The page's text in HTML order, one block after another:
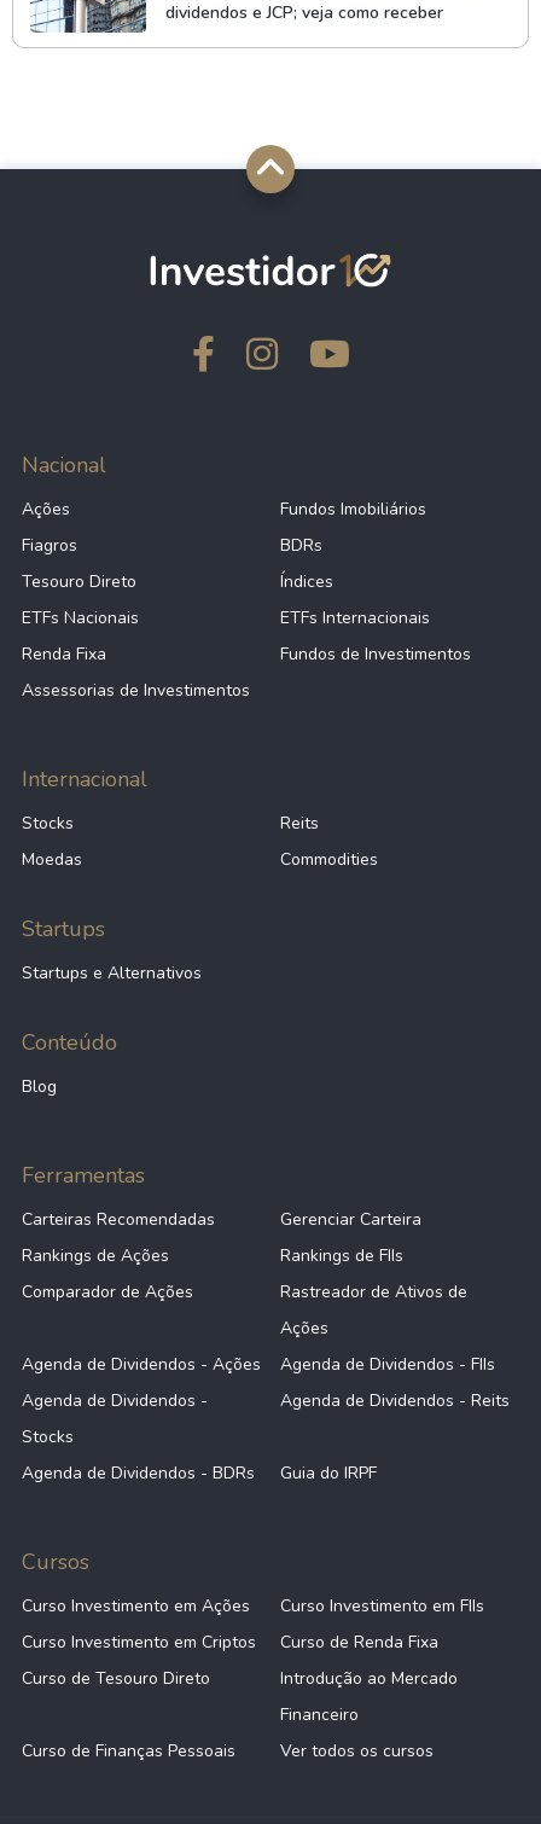
dividendos e JCP; veja como receber
Nacional
Ações
Fundos Imobiliários
Fiagros
BDRs
Tesouro Direto
Índices
ETFs Nacionais
ETFs Internacionais
Renda Fixa
Fundos de Investimentos
Assessorias de Investimentos
Internacional
Stocks
Reits
Moedas
Commodities
Startups
Startups e Alternativos
Conteúdo
Blog
Ferramentas
Carteiras Recomendadas
Gerenciar Carteira
Rankings de Ações
Rankings de FIIs
Comparador de Ações
Rastreador de Ativos de
Ações
Agenda de Dividendos - Ações
Agenda de Dividendos - FIIs
Agenda de Dividendos -
Stocks
Agenda de Dividendos - Reits
Agenda de Dividendos - BDRs Guia do IRPF
Cursos
Curso Investimento em Ações
Curso Investimento em FIIs
Curso Investimento em Criptos
Curso de Renda Fixa
Curso de Tesouro Direto
Introdução ao Mercado
Financeiro
Curso de Finanças Pessoais
Ver todos os cursos